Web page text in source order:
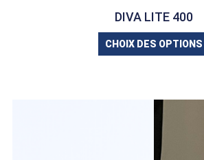
DIVA LITE 400
CHOIX DES OPTIONS